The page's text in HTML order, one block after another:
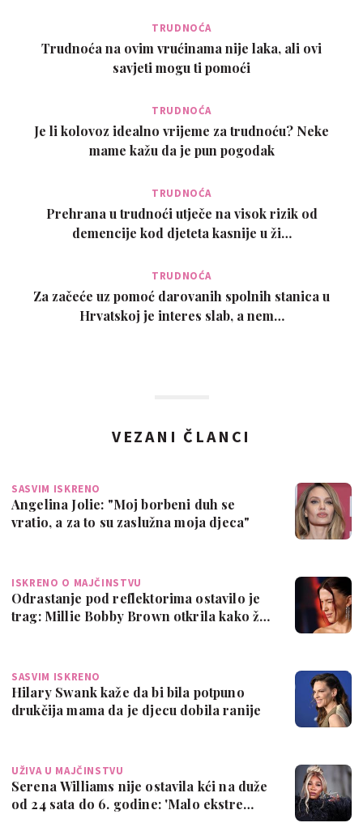
TRUDNOĆA
Trudnoća na ovim vrućinama nije laka, ali ovi
savjeti mogu ti pomoći
TRUDNOĆA
Je li kolovoz idealno vrijeme za trudnoću? Neke
mame kažu da je pun pogodak
TRUDNOĆA
Prehrana u trudnoći utječe na visok rizik od
demencije kod djeteta kasnije u ži…
TRUDNOĆA
Za začeće uz pomoć darovanih spolnih stanica u
Hrvatskoj je interes slab, a nem…
VEZANI ČLANCI
SASVIM ISKRENO
Angelina Jolie: "Moj borbeni duh se
vratio, a za to su zaslužna moja djeca"
ISKRENO O MAJČINSTVU
Odrastanje pod reflektorima ostavilo je
trag: Millie Bobby Brown otkrila kako ž…
SASVIM ISKRENO
Hilary Swank kaže da bi bila potpuno
drukčija mama da je djecu dobila ranije
UŽIVA U MAJČINSTVU
Serena Williams nije ostavila kći na duže
od 24 sata do 6. godine: 'Malo ekstre…